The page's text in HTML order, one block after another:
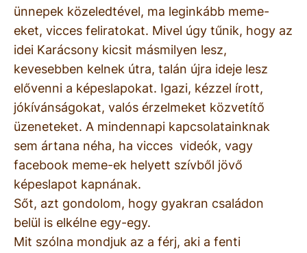
ünnepek közeledtével, ma leginkább meme-
eket, vicces feliratokat. Mivel úgy tűnik, hogy az
idei Karácsony kicsit másmilyen lesz,
kevesebben kelnek útra, talán újra ideje lesz
elővenni a képeslapokat. Igazi, kézzel írott,
jókívánságokat, valós érzelmeket közvetítő
üzeneteket. A mindennapi kapcsolatainknak
sem ártana néha, ha vicces videók, vagy
facebook meme-ek helyett szívből jövő
képeslapot kapnának.
Sőt, azt gondolom, hogy gyakran családon
belül is elkélne egy-egy.
Mit szólna mondjuk az a férj, aki a fenti